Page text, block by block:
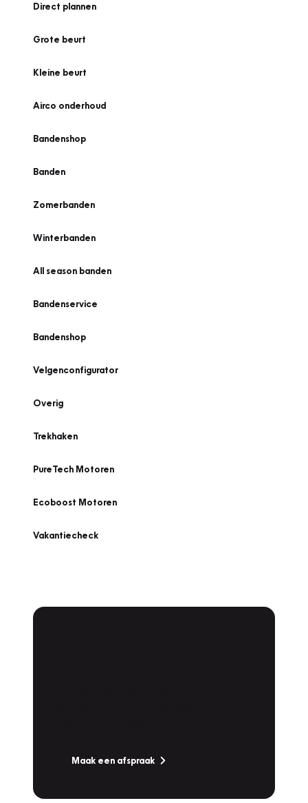
Direct plannen
Grote beurt
Kleine beurt
Airco onderhoud
Bandenshop
Banden
Zomerbanden
Winterbanden
All season banden
Bandenservice
Bandenshop
Velgenconfigurator
Overig
Trekhaken
PureTech Motoren
Ecoboost Motoren
Vakantiecheck
Maak een afspraak